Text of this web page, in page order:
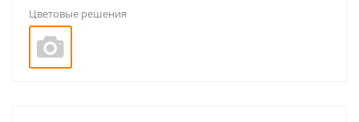
Цветовые решения